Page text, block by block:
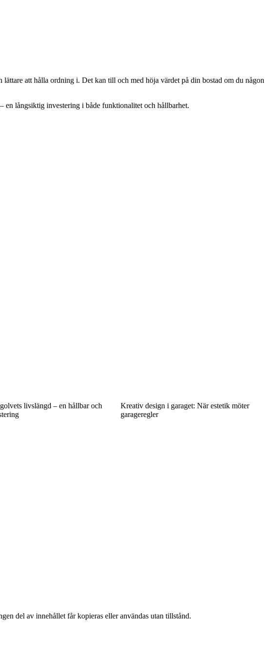
att hålla ordning i. Det kan till och med höja värdet på din bostad om du någon
en långsiktig investering i både funktionalitet och hållbarhet.
livslängd – en hållbar och
Kreativ design i garaget: När estetik möter
garageregler
del av innehållet får kopieras eller användas utan tillstånd.